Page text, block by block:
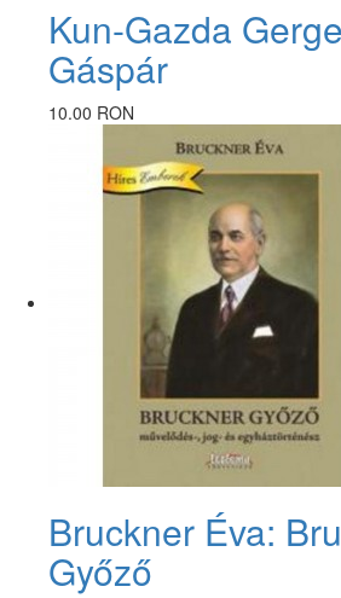
Kun-Gazda
Gáspár
10.00 RON
Bruckner Éva:
Győző